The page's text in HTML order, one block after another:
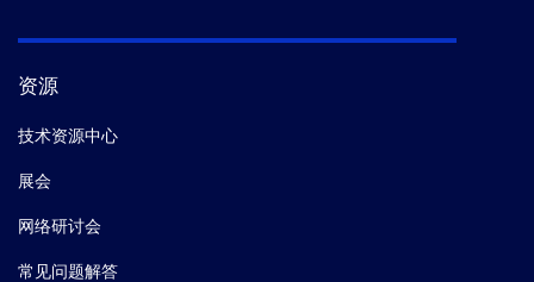
资源
技术资源中心
展会
网络研讨会
常见问题解答